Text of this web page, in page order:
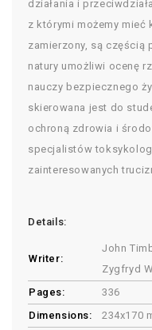
działania i
z którymi możemy
zamierzony, są częścią
natury umożliwi ocenę
nauczy bezpiecznego
skierowana jest do
ochroną zdrowia i
specjalistów
zainteresowanych
Details:
Writer:
John
Zygfryd
Pages:
336
Dimensions:
234x170